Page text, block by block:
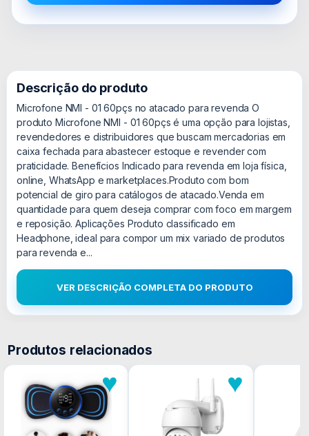
Descrição do produto
Microfone NMI - 01 60pçs no atacado para revenda O
produto Microfone NMI - 01 60pçs é uma opção para lojistas,
revendedores e distribuidores que buscam mercadorias em
caixa fechada para abastecer estoque e revender com
praticidade. Benefícios Indicado para revenda em loja física,
online, WhatsApp e marketplaces.Produto com bom
potencial de giro para catálogos de atacado.Venda em
quantidade para quem deseja comprar com foco em margem
e reposição. Aplicações Produto classificado em
Headphone, ideal para compor um mix variado de produtos
para revenda e...
VER DESCRIÇÃO COMPLETA DO PRODUTO
Produtos relacionados
♥ ♥